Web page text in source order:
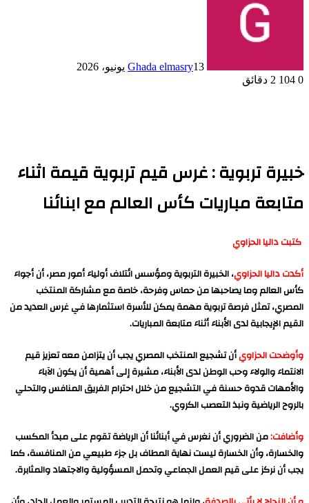
Ghada elmasry13 يونيو، 2026
0
2 دقائق
خبيرة تربوية : غرس قيم تربوية قيمة اثناء
متابعة مباريات كأس العالم مع ابنائنا
كتبت داليا الحزاوي
أكدت داليا الحزاوي، الخبيرة التربوية ومؤسس ائتلاف أولياء أمور مصر، أن أجواء
كأس العالم وما يصاحبها من حماس وفرحة، خاصة مع مشاركة المنتخب
المصري، تمثل فرصة تربوية مهمة يمكن للأسرة استثمارها في غرس العديد من
القيم الإيجابية لدى الأبناء أثناء متابعة المباريات.
وأوضحت الحزاويأن تشجيع المنتخب المصري يجب أن يتزامن معه تعزيز قيم
الانتماء والولاء وحب الوطن لدى الأبناء، مشيرة إلى أهمية أن يكون الآباء
والأمهات قدوة حسنة في التشجيع من خلال احترام الفريق المنافس والتحلي
بالروح الرياضية ونبذ التعصب الكروي.
وأضافت:من الضروري أن نغرس في أبنائنا أن الرياضة تقوم على مبدأ المكسب
والخسارة، وأن الخسارة ليست نهاية المطاف بل جزء طبيعي من المنافسة، كما
يجب أن نركز على قيم العمل الجماعي وتحمل المسؤولية والاجتهاد والمثابرة.